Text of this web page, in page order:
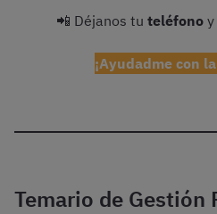
📲 Déjanos tu teléfono
¡Ayudadme con
Temario de Gestión